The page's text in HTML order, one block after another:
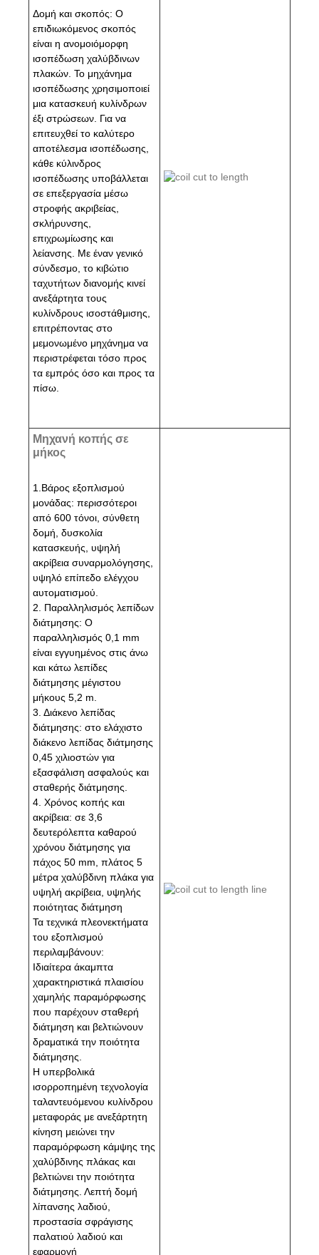
Δομή και σκοπός: Ο
επιδιωκόμενος σκοπός
είναι η ανομοιόμορφη
ισοπέδωση χαλύβδινων
πλακών. Το μηχάνημα
ισοπέδωσης χρησιμοποιεί
μια κατασκευή κυλίνδρων
έξι στρώσεων. Για να
επιτευχθεί το καλύτερο
αποτέλεσμα ισοπέδωσης,
κάθε κύλινδρος
ισοπέδωσης υποβάλλεται
σε επεξεργασία μέσω
στροφής ακριβείας,
σκλήρυνσης,
επιχρωμίωσης και
λείανσης. Με έναν γενικό
σύνδεσμο, το κιβώτιο
ταχυτήτων διανομής κινεί
ανεξάρτητα τους
κυλίνδρους ισοστάθμισης,
επιτρέποντας στο
μεμονωμένο μηχάνημα να
περιστρέφεται τόσο προς
τα εμπρός όσο και προς τα
πίσω.
Μηχανή κοπής σε
μήκος
1.Βάρος εξοπλισμού
μονάδας: περισσότεροι
από 600 τόνοι, σύνθετη
δομή, δυσκολία
κατασκευής, υψηλή
ακρίβεια συναρμολόγησης,
υψηλό επίπεδο ελέγχου
αυτοματισμού.
2. Παραλληλισμός λεπίδων
διάτμησης: Ο
παραλληλισμός 0,1 mm
είναι εγγυημένος στις άνω
και κάτω λεπίδες
διάτμησης μέγιστου
μήκους 5,2 m.
3. Διάκενο λεπίδας
διάτμησης: στο ελάχιστο
διάκενο λεπίδας διάτμησης
0,45 χιλιοστών για
εξασφάλιση ασφαλούς και
σταθερής διάτμησης.
4. Χρόνος κοπής και
ακρίβεια: σε 3,6
δευτερόλεπτα καθαρού
χρόνου διάτμησης για
πάχος 50 mm, πλάτος 5
μέτρα χαλύβδινη πλάκα για
υψηλή ακρίβεια, υψηλής
ποιότητας διάτμηση
Τα τεχνικά πλεονεκτήματα
του εξοπλισμού
περιλαμβάνουν:
Ιδιαίτερα άκαμπτα
χαρακτηριστικά πλαισίου
χαμηλής παραμόρφωσης
που παρέχουν σταθερή
διάτμηση και βελτιώνουν
δραματικά την ποιότητα
διάτμησης.
Η υπερβολικά
ισορροπημένη τεχνολογία
ταλαντευόμενου κυλίνδρου
μεταφοράς με ανεξάρτητη
κίνηση μειώνει την
παραμόρφωση κάμψης της
χαλύβδινης πλάκας και
βελτιώνει την ποιότητα
διάτμησης. Λεπτή δομή
λίπανσης λαδιού,
προστασία σφράγισης
παλατιού λαδιού και
εφαρμογή